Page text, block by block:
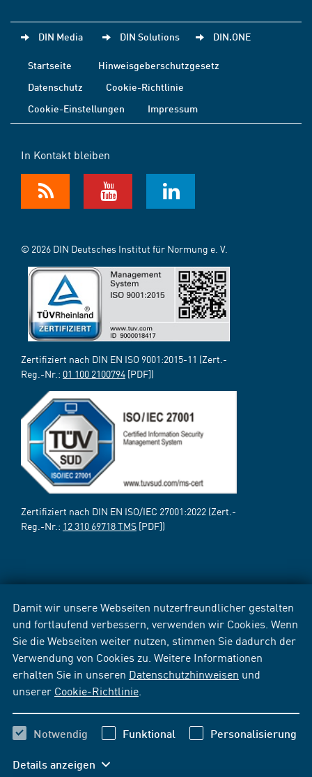
Damit wir unsere Webseiten nutzerfreundlicher gestalten
und fortlaufend verbessern, verwenden wir Cookies. Wenn
Sie die Webseiten weiter nutzen, stimmen Sie dadurch der
Verwendung von Cookies zu. Weitere Informationen
erhalten Sie in unseren Datenschutzhinweisen und
unserer Cookie-Richtlinie
Notwendig Funktional Personalisierung
Details anzeigen
DIN Media DIN Solutions DIN.ONE
Startseite
Hinweisgeberschutzgesetz
Datenschutz
Cookie-Richtlinie
Cookie-Einstellungen
Impressum
In Kontakt bleiben
© 2026 DIN Deutsches Institut für Normung e. V.
Zertifiziert nach DIN EN ISO 9001:2015-11 (Zert.-
Reg.-Nr.: 01 100 2100794 [PDF])
Zertifiziert nach DIN EN ISO/IEC 27001:2022 (Zert.-
Reg.-Nr.: 12 310 69718 TMS [PDF])